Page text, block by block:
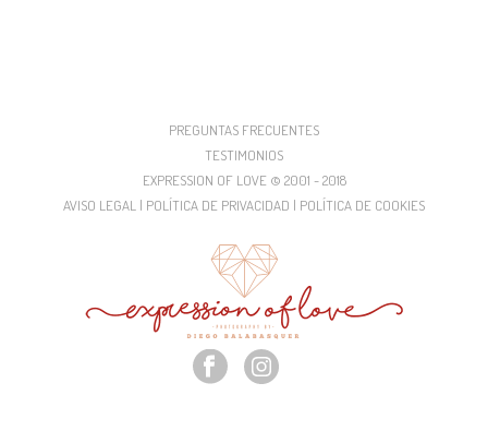
PREGUNTAS FRECUENTES
TESTIMONIOS
EXPRESSION OF LOVE © 2001 - 2018
AVISO LEGAL | POLÍTICA DE PRIVACIDAD | POLÍTICA DE COOKIES